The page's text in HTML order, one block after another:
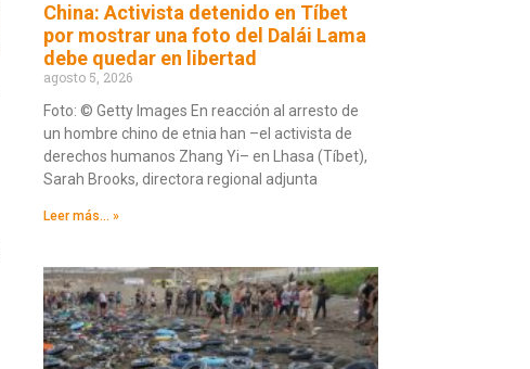
China: Activista detenido en Tíbet
por mostrar una foto del Dalái Lama
debe quedar en libertad
agosto 5, 2026
Foto: © Getty Images En reacción al arresto de
un hombre chino de etnia han –el activista de
derechos humanos Zhang Yi– en Lhasa (Tíbet),
Sarah Brooks, directora regional adjunta
Leer más... »